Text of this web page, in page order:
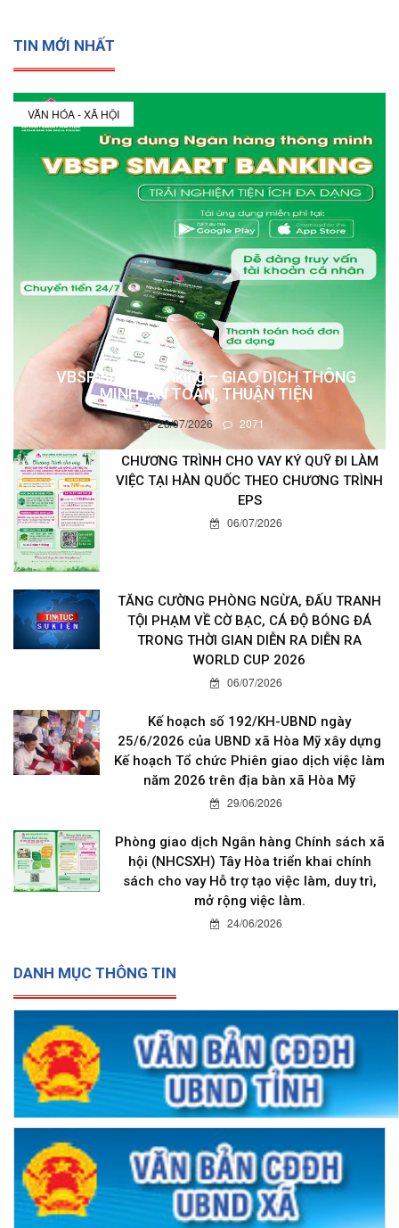
TIN MỚI NHẤT
VĂN HÓA - XÃ HỘI
VBSP Smart Banking – GIAO DỊCH THÔNG
MINH, AN TOÀN, THUẬN TIỆN
28/07/2026 2071
CHƯƠNG TRÌNH CHO VAY KÝ QUỸ ĐI LÀM
VIỆC TẠI HÀN QUỐC THEO CHƯƠNG TRÌNH
EPS
06/07/2026
TĂNG CƯỜNG PHÒNG NGỪA, ĐẤU TRANH
TỘI PHẠM VỀ CỜ BẠC, CÁ ĐỘ BÓNG ĐÁ
TRONG THỜI GIAN DIỄN RA DIỄN RA
WORLD CUP 2026
06/07/2026
Kế hoạch số 192/KH-UBND ngày
25/6/2026 của UBND xã Hòa Mỹ xây dựng
Kế hoạch Tổ chức Phiên giao dịch việc làm
năm 2026 trên địa bàn xã Hòa Mỹ
29/06/2026
Phòng giao dịch Ngân hàng Chính sách xã
hội (NHCSXH) Tây Hòa triển khai chính
sách cho vay Hỗ trợ tạo việc làm, duy trì,
mở rộng việc làm.
24/06/2026
DANH MỤC THÔNG TIN